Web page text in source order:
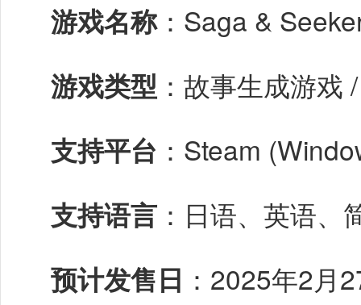
游戏名称：Saga &
游戏类型 ：故事生成游戏
支持平台 ：Steam
支持语言 ：日语、英语、
预计发售日 ：2025年2月